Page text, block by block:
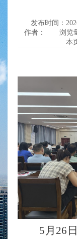
互动交流
发布时间：
作者：
浏览
本
5月26日